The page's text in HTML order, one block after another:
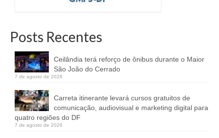
Posts Recentes
Ceilândia terá reforço de ônibus durante o Maior
São João do Cerrado
7 de agosto de 2026
Carreta itinerante levará cursos gratuitos de
comunicação, audiovisual e marketing digital para
quatro regiões do DF
7 de agosto de 2026